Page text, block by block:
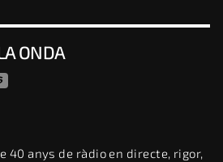
ONDA
40 anys de ràdio en directe, rigor,